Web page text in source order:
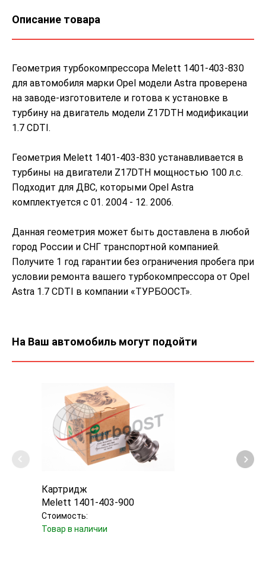
Описание товара
Геометрия турбокомпрессора Melett 1401-403-830
для автомобиля марки Opel модели Astra проверена
на заводе-изготовителе и готова к установке в
турбину на двигатель модели Z17DTH модификации
1.7 CDTI.
Геометрия Melett 1401-403-830 устанавливается в
турбины на двигатели Z17DTH мощностью 100 л.с.
Подходит для ДВС, которыми Opel Astra
комплектуется с 01. 2004 - 12. 2006.
Данная геометрия может быть доставлена в любой
город России и СНГ транспортной компанией.
Получите 1 год гарантии без ограничения пробега при
условии ремонта вашего турбокомпрессора от Opel
Astra 1.7 CDTI в компании «ТУРБООСТ».
На Ваш автомобиль могут подойти
Картридж
Melett 1401-403-900
Стоимость:
Товар в наличии